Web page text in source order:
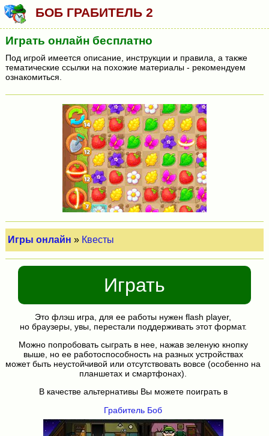
БОБ ГРАБИТЕЛЬ 2
Играть онлайн бесплатно
Под игрой имеется описание, инструкции и правила, а также
тематические ссылки на похожие материалы - рекомендуем
ознакомиться.
Игры онлайн » Квесты
Играть
Это флэш игра, для ее работы нужен flash player,
но браузеры, увы, перестали поддерживать этот формат.
Можно попробовать сыграть в нее, нажав зеленую кнопку
выше, но ее работоспособность на разных устройствах
может быть неустойчивой или отсутствовать вовсе (особенно на
планшетах и смартфонах).
В качестве альтернативы Вы можете поиграть в
Грабитель Боб